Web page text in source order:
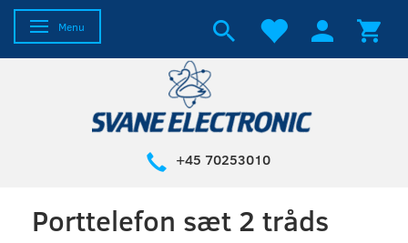
Skifte navigation
Menu
+45 70253010
Porttelefon sæt 2 tråds